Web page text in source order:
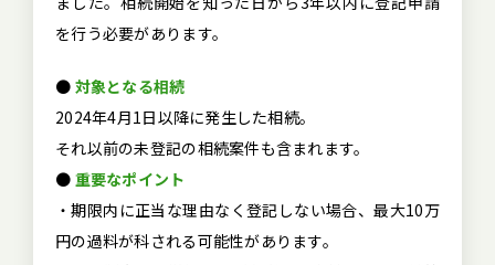
を行う必要があります。
● 対象となる相続
2024年4月1日以降に発生した相続。
それ以前の未登記の相続案件も含まれます。
● 重要なポイント
・期限内に正当な理由なく登記しない場合、最大10万
円の過料が科される可能性があります。